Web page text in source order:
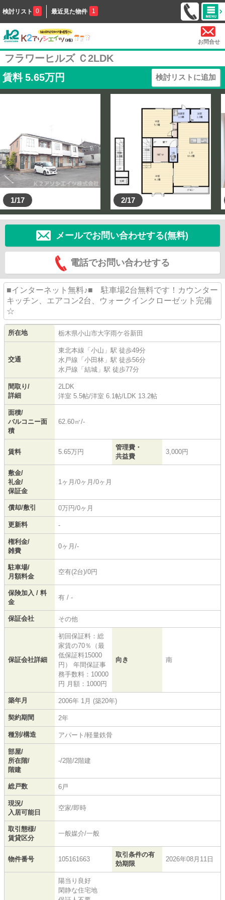
検討リスト 0 最近見た物件 1
お問合せ
フラワーヒルズ Ｃ2LDK
賃料 5.65万円 検討リストに追加
1/17 2/17
メールでお問い合わせする(無料)
電話でお問い合わせする
■インターネット無料♪■ 駐車場2台無料です！カウンター
キッチン、エアコン2台、ウォークインクローゼット完備
☆
所在地 栃木県小山市大字雨ケ谷新田
交通
東北本線 「 小山 」駅 徒歩49分
水戸線 「 小田林 」駅 徒歩56分
水戸線 「 結城 」駅 徒歩77分
間取り/
詳細
2LDK
洋室 5.5帖/洋室 6.1帖/ LDK 13.2帖
面積/
バルコニー面
積
62.60㎡/-
賃料 5.65万円
管理費・
共益費
3,000円
敷金/
礼金/
保証金
1ヶ月/0ヶ月/0ヶ月
償却/敷引 0万円/0ヶ月
更新料 -
権利金/
雑費
0ヶ月/-
駐車場/
月額料金
空有(2台)/0円
保険加入 / 料
金
有 / -
保証会社 その他
保証会社詳細
初回保証料：総
家賃の70％（最
低保証料15000
円） 年間保証事
務手数料：10000
円 月額：1000円
向き 南
築年月 2006年 1月 (築20年)
契約期間 2年
種別/構造 アパート/軽量鉄骨
部屋/
所在階/
階建
-/2階/2階建
総戸数 6戸
現況/
入居可能日
空家/即時
取引態様/
賃貸区分
一般媒介/一般
物件番号 105161663
取引条件の有
効期限
2026年08月11日
陽当り良好
閑静な住宅地